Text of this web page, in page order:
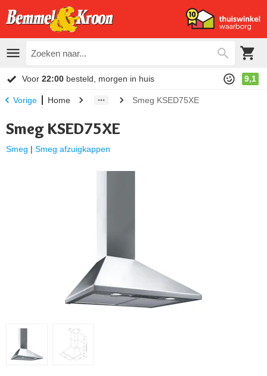
Voor 22:00 besteld, morgen in huis 9,1
Vorige Home Smeg KSED75XE
Smeg KSED75XE
Smeg | Smeg afzuigkappen